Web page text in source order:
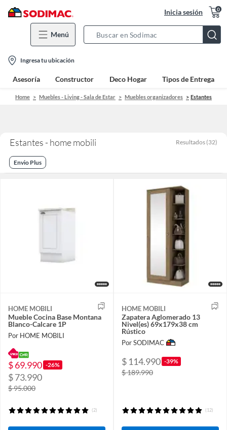
Inicia sesión 0
Menú
Bar
location-
icon
Ingresa tu ubicación
Asesoría Constructor Deco Hogar Tipos de Entrega
Home Muebles - Living - Sala de Estar Muebles organizadores Estantes
Estantes - home mobili Resultados (32)
Envio Plus
HOME MOBILI
Mueble Cocina Base Montana
Blanco-Calcare 1P
Por HOME MOBILI
$ 69.990 -26%
$ 73.990
$ 95.000
(2)
HOME MOBILI
Zapatera Aglomerado 13
Nivel(es) 69x179x38 cm
Rústico
Por SODIMAC
$ 114.990 -39%
$ 189.990
(12)